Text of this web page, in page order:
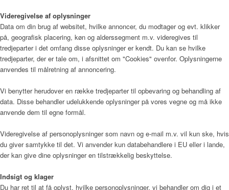
Videregivelse af oplysninger
Data om din brug af websitet, hvilke annoncer, du modtager og evt. klikker
på, geografisk placering, køn og alderssegment m.v. videregives til
tredjeparter i det omfang disse oplysninger er kendt. Du kan se hvilke
tredjeparter, der er tale om, i afsnittet om "Cookies" ovenfor. Oplysningerne
anvendes til målretning af annoncering.
Vi benytter herudover en række tredjeparter til opbevaring og behandling af
data. Disse behandler udelukkende oplysninger på vores vegne og må ikke
anvende dem til egne formål.
Videregivelse af personoplysninger som navn og e-mail m.v. vil kun ske, hvis
du giver samtykke til det. Vi anvender kun databehandlere i EU eller i lande,
der kan give dine oplysninger en tilstrækkelig beskyttelse.
Indsigt og klager
Du har ret til at få oplyst, hvilke personoplysninger, vi behandler om dig i et